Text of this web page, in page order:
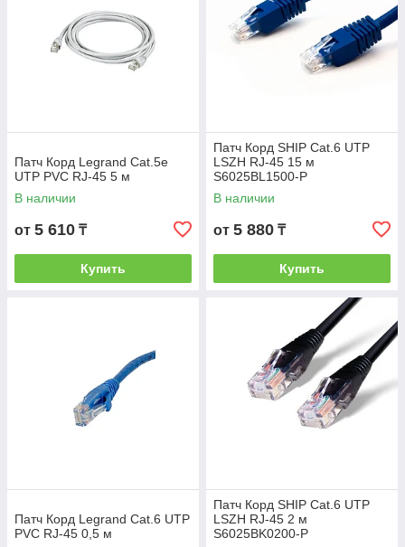
Патч Корд Legrand Cat.5e
UTP PVC RJ-45 5 м
В наличии
от 5 610 ₸
Купить
Патч Корд SHIP Cat.6 UTP
LSZH RJ-45 15 м
S6025BL1500-P
В наличии
от 5 880 ₸
Купить
Патч Корд Legrand Cat.6 UTP
PVC RJ-45 0,5 м
Патч Корд SHIP Cat.6 UTP
LSZH RJ-45 2 м
S6025BK0200-P